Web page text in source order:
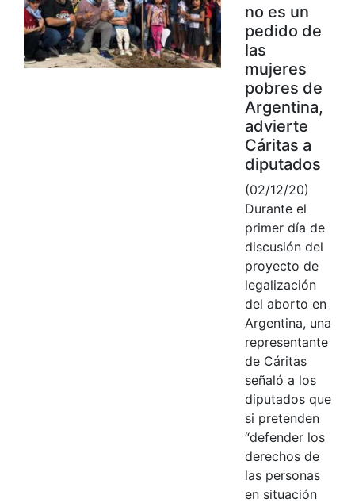
no es un
pedido de
las
mujeres
pobres de
Argentina,
advierte
Cáritas a
diputados
(02/12/20)
Durante el
primer día de
discusión del
proyecto de
legalización
del aborto en
Argentina, una
representante
de Cáritas
señaló a los
diputados que
si pretenden
“defender los
derechos de
las personas
en situación